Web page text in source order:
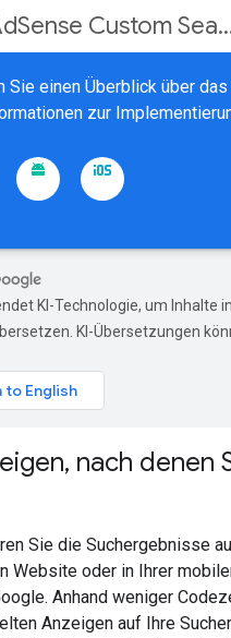
AdSense
Sie einen Überblick über
zur
KI-Technologie, um Inhalte
KI-Übersetzungen
nach denen
Sie die Suchergebnisse
Website oder in Ihrer
Anhand weniger
Anzeigen auf Ihre